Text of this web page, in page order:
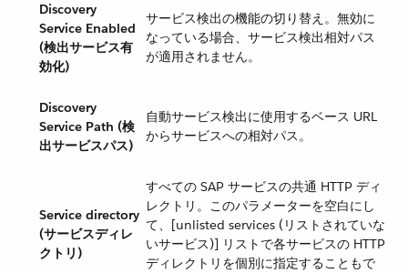
Discovery
Service Enabled
(検出サービス有
効化)
サービス検出の機能の切り替え。無効に
なっている場合、サービス検出相対パス
が適用されません。
Discovery
Service Path (検
出サービスパス)
自動サービス検出に使用するベース URL
からサービスへの相対パス。
Service directory
(サービスディレ
クトリ)
すべての SAP サービスの共通 HTTP ディ
レクトリ。このパラメーターを空白にし
て、[unlisted services (リストされていな
いサービス)] リストで各サービスの HTTP
ディレクトリを個別に指定することもで